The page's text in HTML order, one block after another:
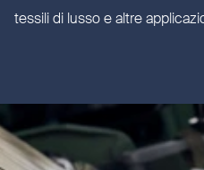
tessili di lusso e altre